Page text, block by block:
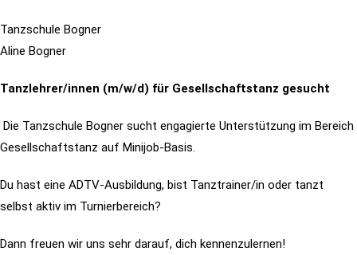
Tanzschule Bogner
Aline Bogner
Tanzlehrer/innen (m/w/d) für Gesellschaftstanz gesucht
Die Tanzschule Bogner sucht engagierte Unterstützung im Bereich
Gesellschaftstanz auf Minijob-Basis.
Du hast eine ADTV-Ausbildung, bist Tanztrainer/in oder tanzt
selbst aktiv im Turnierbereich?
Dann freuen wir uns sehr darauf, dich kennenzulernen!